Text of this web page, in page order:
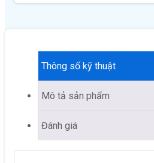
Thông số kỹ thuật
Mô tả sản phẩm
Đánh giá